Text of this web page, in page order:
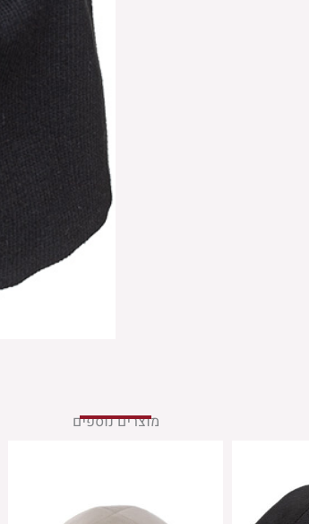
מוצרים נוספים